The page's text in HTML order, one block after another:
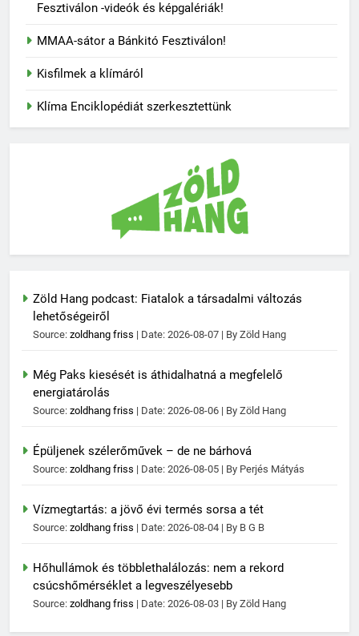
Fesztiválon -videók és képgalériák!
MMAA-sátor a Bánkitó Fesztiválon!
Kisfilmek a klímáról
Klíma Enciklopédiát szerkesztettünk
Zöld Hang podcast: Fiatalok a társadalmi változás
lehetőségeiről
Source: zoldhang friss Date: 2026-08-07 By Zöld Hang
Még Paks kiesését is áthidalhatná a megfelelő
energiatárolás
Source: zoldhang friss Date: 2026-08-06 By Zöld Hang
Épüljenek szélerőművek – de ne bárhová
Source: zoldhang friss Date: 2026-08-05 By Perjés Mátyás
Vízmegtartás: a jövő évi termés sorsa a tét
Source: zoldhang friss Date: 2026-08-04 By B G B
Hőhullámok és többlethalálozás: nem a rekord
csúcshőmérséklet a legveszélyesebb
Source: zoldhang friss Date: 2026-08-03 By Zöld Hang